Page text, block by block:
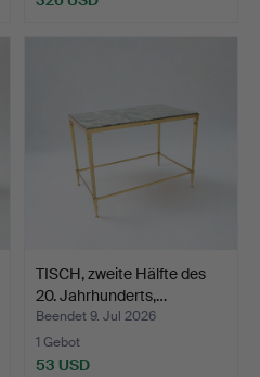
TISCH, zweite Hälfte des
20. Jahrhunderts,…
Beendet 9. Jul 2026
1 Gebot
53 USD